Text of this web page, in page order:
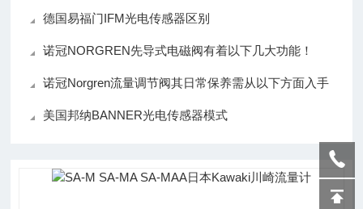
德国易福门IFM光电传感器区别
诺冠NORGREN先导式电磁阀有着以下几大功能！
诺冠Norgren流量调节阀其日常保养需从以下方面入手
美国邦纳BANNER光电传感器模式